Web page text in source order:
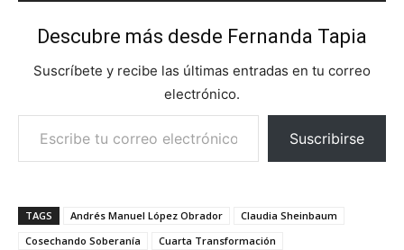
Descubre más desde Fernanda Tapia
Suscríbete y recibe las últimas entradas en tu correo
electrónico.
Escribe tu correo electrónico…
Suscribirse
TAGS Andrés Manuel López Obrador
Claudia Sheinbaum
Cosechando Soberanía
Cuarta Transformación